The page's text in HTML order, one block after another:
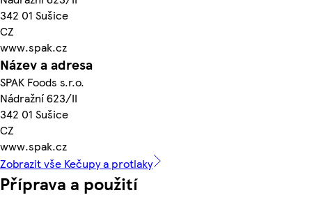
342 01 Sušice
CZ
www.spak.cz
Název a adresa
SPAK Foods s.r.o.
Nádražní 623/II
342 01 Sušice
CZ
www.spak.cz
Zobrazit vše Kečupy a protlaky
Příprava a použití